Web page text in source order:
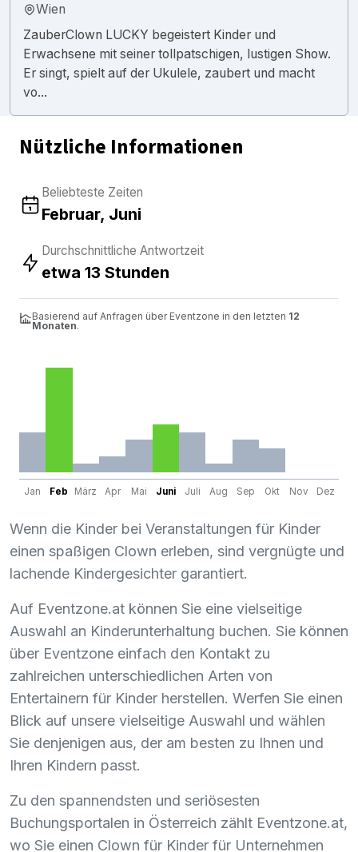
Wien
ZauberClown LUCKY begeistert Kinder und
Erwachsene mit seiner tollpatschigen, lustigen Show.
Er singt, spielt auf der Ukulele, zaubert und macht
vo...
Nützliche Informationen
Beliebteste Zeiten
Februar, Juni
Durchschnittliche Antwortzeit
etwa 13 Stunden
Basierend auf Anfragen über Eventzone in den letzten 12
Monaten.
Jan Feb März Apr Mai Juni Juli Aug Sep Okt Nov Dez
Wenn die Kinder bei Veranstaltungen für Kinder
einen spaßigen Clown erleben, sind vergnügte und
lachende Kindergesichter garantiert.
Auf Eventzone.at können Sie eine vielseitige
Auswahl an Kinderunterhaltung buchen. Sie können
über Eventzone einfach den Kontakt zu
zahlreichen unterschiedlichen Arten von
Entertainern für Kinder herstellen. Werfen Sie einen
Blick auf unsere vielseitige Auswahl und wählen
Sie denjenigen aus, der am besten zu Ihnen und
Ihren Kindern passt.
Zu den spannendsten und seriösesten
Buchungsportalen in Österreich zählt Eventzone.at,
wo Sie einen Clown für Kinder für Unternehmen